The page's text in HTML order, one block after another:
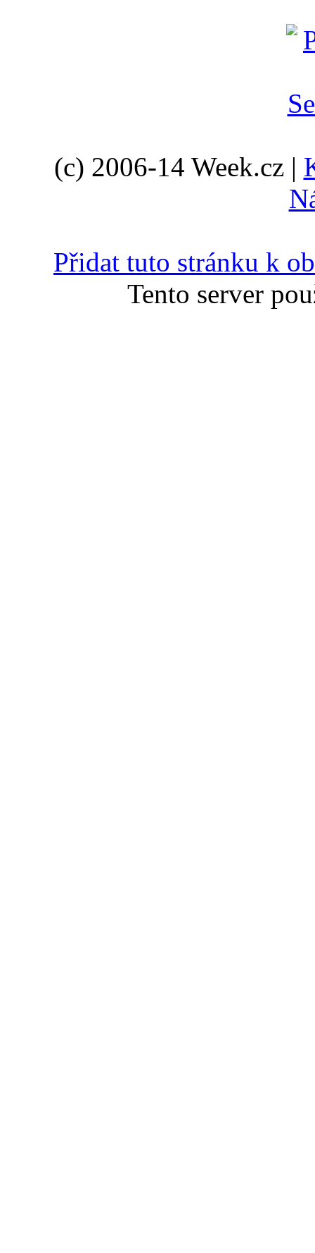
(c) 2006-14 Week.cz |
Přidat tuto stránku k
Tento server